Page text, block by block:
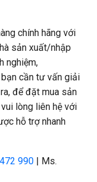
chính hãng với
sản xuất/nhập
nghiệm,
bạn cần tư vấn giải
để đặt mua sản
lòng liên hệ với
hỗ trợ nhanh
990 | Ms.